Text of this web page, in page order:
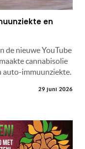
en
de nieuwe YouTube
cannabisolie
auto-immuunziekte.
29 juni 2026